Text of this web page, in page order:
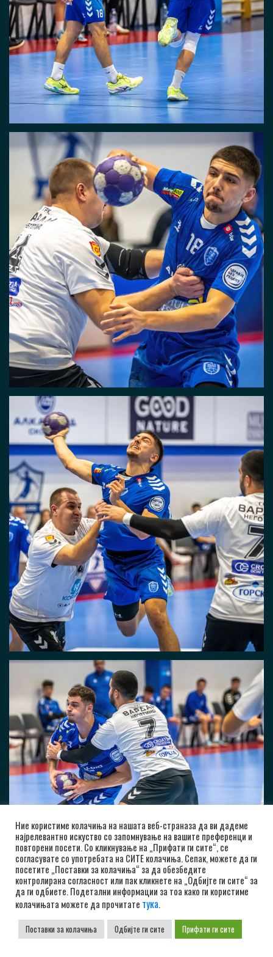
Ние користиме колачиња на нашата веб-страназа да ви дадеме
најрелевантно искуство со запомнување на вашите преференци и
повторени посети. Со кликнување на „Прифати ги сите“, се
согласувате со употребата на СИТЕ колачиња. Сепак, можете да ги
посетите „Поставки за колачиња“ за да обезбедите
контролирана согласност или пак кликнете на „Одбијте ги сите“ за
да ги одбиете. Подетални информации за тоа како ги користиме
колачињата можете да прочитате тука.
Поставки за колачиња Одбијте ги сите Прифати ги сите